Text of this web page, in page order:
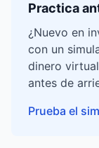
Practica
¿Nuevo en
con un
dinero
antes de
Prueba el